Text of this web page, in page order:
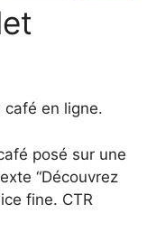
café en ligne.
posé sur une
“Découvrez
fine. CTR